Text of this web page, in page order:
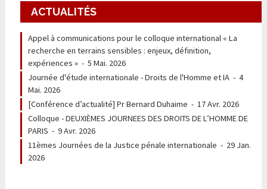
ACTUALITÉS
Appel à communications pour le colloque international « La
recherche en terrains sensibles : enjeux, définition,
expériences »- 5 Mai. 2026
Journée d'étude internationale - Droits de l'Homme et IA- 4
Mai. 2026
[Conférence d’actualité] Pr Bernard Duhaime - 17 Avr. 2026
Colloque - DEUXIÈMES JOURNEES DES DROITS DE L’HOMME DE
PARIS - 9 Avr. 2026
11èmes Journées de la Justice pénale internationale - 29 Jan.
2026